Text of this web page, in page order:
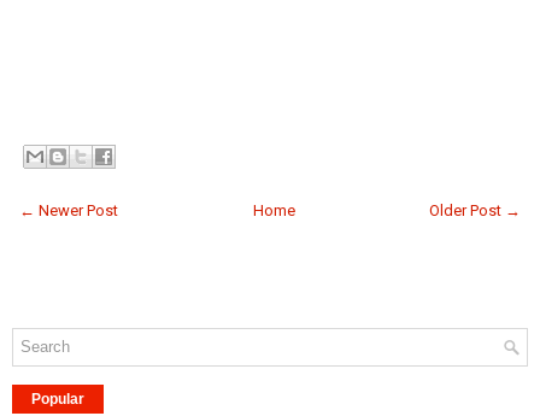
← Newer Post Older Post →
Home
Popular